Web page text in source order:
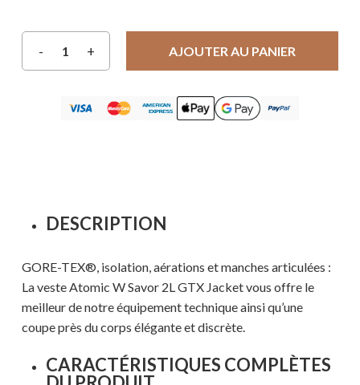
AJOUTER AU PANIER
DESCRIPTION
GORE-TEX®, isolation, aérations et manches articulées :
La veste Atomic W Savor 2L GTX Jacket vous offre le
meilleur de notre équipement technique ainsi qu’une
coupe près du corps élégante et discrète.
CARACTÉRISTIQUES COMPLÈTES